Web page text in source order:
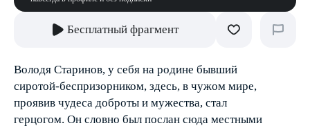
Бесплатный фрагмент
Володя Старинов, у себя на родине бывший
сиротой-беспризорником, здесь, в чужом мире,
проявив чудеса доброты и мужества, стал
герцогом. Он словно был послан сюда местными